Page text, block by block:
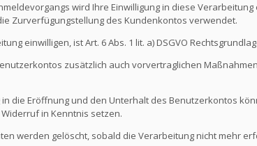
wird Ihre Einwilligung in diese
Zurverfügungstellung des Kundenkontos verwendet.
einwilligen, ist Art. 6 Abs. 1 lit. a) DSGVO
zusätzlich auch vorvertraglichen
die Eröffnung und den Unterhalt des Benutzerkontos
in Kenntnis setzen.
werden gelöscht, sobald die Verarbeitung nicht mehr